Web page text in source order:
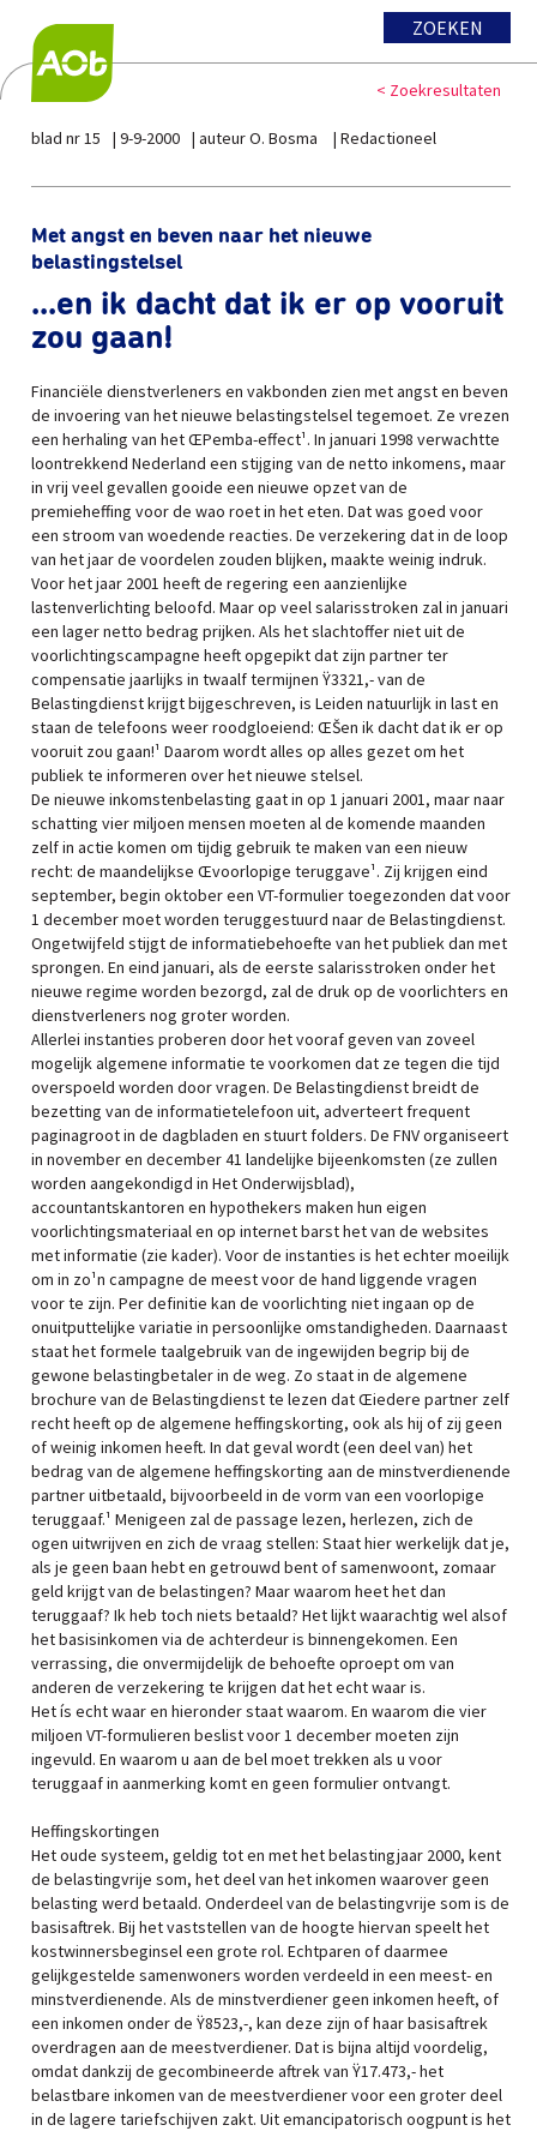
ZOEKEN
< Zoekresultaten
blad nr 15 9-9-2000 auteur O. Bosma Redactioneel
Met angst en beven naar het nieuwe
belastingstelsel
...en ik dacht dat ik er op vooruit
zou gaan!
Financiële dienstverleners en vakbonden zien met angst en beven
de invoering van het nieuwe belastingstelsel tegemoet. Ze vrezen
een herhaling van het ŒPemba-effect¹. In januari 1998 verwachtte
loontrekkend Nederland een stijging van de netto inkomens, maar
in vrij veel gevallen gooide een nieuwe opzet van de
premieheffing voor de wao roet in het eten. Dat was goed voor
een stroom van woedende reacties. De verzekering dat in de loop
van het jaar de voordelen zouden blijken, maakte weinig indruk.
Voor het jaar 2001 heeft de regering een aanzienlijke
lastenverlichting beloofd. Maar op veel salarisstroken zal in januari
een lager netto bedrag prijken. Als het slachtoffer niet uit de
voorlichtingscampagne heeft opgepikt dat zijn partner ter
compensatie jaarlijks in twaalf termijnen Ÿ3321,- van de
Belastingdienst krijgt bijgeschreven, is Leiden natuurlijk in last en
staan de telefoons weer roodgloeiend: ŒŠen ik dacht dat ik er op
vooruit zou gaan!¹ Daarom wordt alles op alles gezet om het
publiek te informeren over het nieuwe stelsel.
De nieuwe inkomstenbelasting gaat in op 1 januari 2001, maar naar
schatting vier miljoen mensen moeten al de komende maanden
zelf in actie komen om tijdig gebruik te maken van een nieuw
recht: de maandelijkse Œvoorlopige teruggave¹. Zij krijgen eind
september, begin oktober een VT-formulier toegezonden dat voor
1 december moet worden teruggestuurd naar de Belastingdienst.
Ongetwijfeld stijgt de informatiebehoefte van het publiek dan met
sprongen. En eind januari, als de eerste salarisstroken onder het
nieuwe regime worden bezorgd, zal de druk op de voorlichters en
dienstverleners nog groter worden.
Allerlei instanties proberen door het vooraf geven van zoveel
mogelijk algemene informatie te voorkomen dat ze tegen die tijd
overspoeld worden door vragen. De Belastingdienst breidt de
bezetting van de informatietelefoon uit, adverteert frequent
paginagroot in de dagbladen en stuurt folders. De FNV organiseert
in november en december 41 landelijke bijeenkomsten (ze zullen
worden aangekondigd in Het Onderwijsblad),
accountantskantoren en hypothekers maken hun eigen
voorlichtingsmateriaal en op internet barst het van de websites
met informatie (zie kader). Voor de instanties is het echter moeilijk
om in zo¹n campagne de meest voor de hand liggende vragen
voor te zijn. Per definitie kan de voorlichting niet ingaan op de
onuitputtelijke variatie in persoonlijke omstandigheden. Daarnaast
staat het formele taalgebruik van de ingewijden begrip bij de
gewone belastingbetaler in de weg. Zo staat in de algemene
brochure van de Belastingdienst te lezen dat Œiedere partner zelf
recht heeft op de algemene heffingskorting, ook als hij of zij geen
of weinig inkomen heeft. In dat geval wordt (een deel van) het
bedrag van de algemene heffingskorting aan de minstverdienende
partner uitbetaald, bijvoorbeeld in de vorm van een voorlopige
teruggaaf.¹ Menigeen zal de passage lezen, herlezen, zich de
ogen uitwrijven en zich de vraag stellen: Staat hier werkelijk dat je,
als je geen baan hebt en getrouwd bent of samenwoont, zomaar
geld krijgt van de belastingen? Maar waarom heet het dan
teruggaaf? Ik heb toch niets betaald? Het lijkt waarachtig wel alsof
het basisinkomen via de achterdeur is binnengekomen. Een
verrassing, die onvermijdelijk de behoefte oproept om van
anderen de verzekering te krijgen dat het echt waar is.
Het ís echt waar en hieronder staat waarom. En waarom die vier
miljoen VT-formulieren beslist voor 1 december moeten zijn
ingevuld. En waarom u aan de bel moet trekken als u voor
teruggaaf in aanmerking komt en geen formulier ontvangt.
Heffingskortingen
Het oude systeem, geldig tot en met het belastingjaar 2000, kent
de belastingvrije som, het deel van het inkomen waarover geen
belasting werd betaald. Onderdeel van de belastingvrije som is de
basisaftrek. Bij het vaststellen van de hoogte hiervan speelt het
kostwinnersbeginsel een grote rol. Echtparen of daarmee
gelijkgestelde samenwoners worden verdeeld in een meest- en
minstverdienende. Als de minstverdiener geen inkomen heeft, of
een inkomen onder de Ÿ8523,-, kan deze zijn of haar basisaftrek
overdragen aan de meestverdiener. Dat is bijna altijd voordelig,
omdat dankzij de gecombineerde aftrek van Ÿ17.473,- het
belastbare inkomen van de meestverdiener voor een groter deel
in de lagere tariefschijven zakt. Uit emancipatorisch oogpunt is het